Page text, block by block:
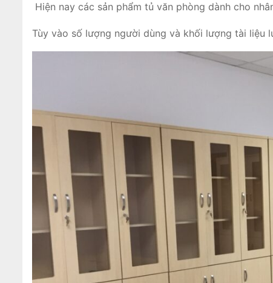
Hiện nay các sản phẩm tủ văn phòng dành cho
Tùy vào số lượng người dùng và khối lượng tài liệu